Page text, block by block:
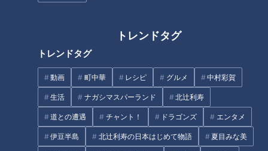
トレンドタグ
トレンドタグ
動画 町中華 レシピ グルメ 中村彩賀
生活 ナガシマスパーランド 北辻利寿
道との遭遇 チャント！ ドラゴンズ エンタメ
伊豆半島 北辻利寿の日本はじめて物語 夏目みな美
ルモン「とんちゃん」をぜひ堪
能してみて！
MAXのデカ盛りメニュー！今食
べるべき名古屋のカレーベスト
3（後編）